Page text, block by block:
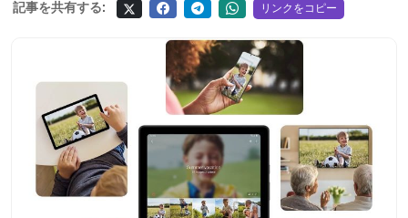
記事を共有する: リンクをコピー